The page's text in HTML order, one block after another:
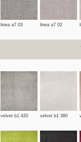
linea a7 03 linea a7 02
velvet b1 420 velvet b1 380